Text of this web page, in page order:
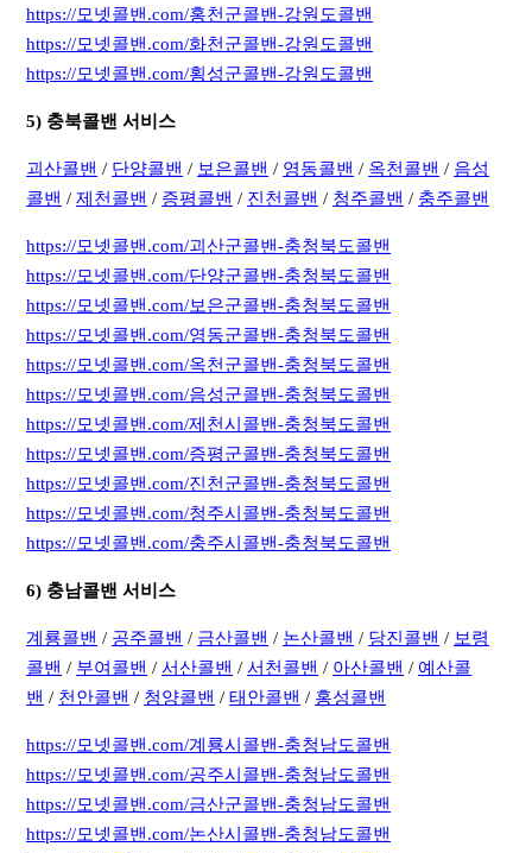
https://모넷콜밴.com/홍천군콜밴-강원도콜밴
https://모넷콜밴.com/화천군콜밴-강원도콜밴
https://모넷콜밴.com/횡성군콜밴-강원도콜밴
5) 충북콜밴 서비스
괴산콜밴 / 단양콜밴 / 보은콜밴 / 영동콜밴 / 옥천콜밴 / 음성
콜밴 /제천콜밴 / 증평콜밴 / 진천콜밴 / 청주콜밴 / 충주콜밴
https://모넷콜밴.com/괴산군콜밴-충청북도콜밴
https://모넷콜밴.com/단양군콜밴-충청북도콜밴
https://모넷콜밴.com/보은군콜밴-충청북도콜밴
https://모넷콜밴.com/영동군콜밴-충청북도콜밴
https://모넷콜밴.com/옥천군콜밴-충청북도콜밴
https://모넷콜밴.com/음성군콜밴-충청북도콜밴
https://모넷콜밴.com/제천시콜밴-충청북도콜밴
https://모넷콜밴.com/증평군콜밴-충청북도콜밴
https://모넷콜밴.com/진천군콜밴-충청북도콜밴
https://모넷콜밴.com/청주시콜밴-충청북도콜밴
https://모넷콜밴.com/충주시콜밴-충청북도콜밴
6) 충남콜밴 서비스
계룡콜밴 / 공주콜밴 / 금산콜밴 / 논산콜밴 / 당진콜밴 / 보령
콜밴 / 부여콜밴 /서산콜밴 /서천콜밴 / 아산콜밴 /예산콜
밴 / 천안콜밴 / 청양콜밴 /태안콜밴 / 홍성콜밴
https://모넷콜밴.com/계룡시콜밴-충청남도콜밴
https://모넷콜밴.com/공주시콜밴-충청남도콜밴
https://모넷콜밴.com/금산군콜밴-충청남도콜밴
https://모넷콜밴.com/논산시콜밴-충청남도콜밴